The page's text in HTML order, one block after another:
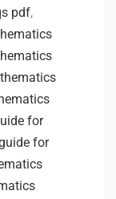
pdf,
for
for